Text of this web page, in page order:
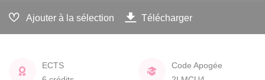
Ajouter à la sélection Télécharger
ECTS
Code Apogée